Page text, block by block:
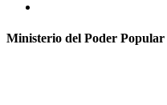
Ministerio del Poder Popular